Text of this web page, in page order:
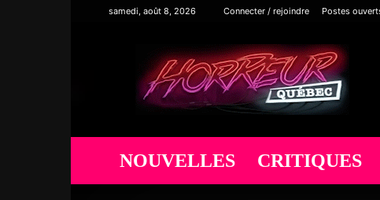
samedi, août 8, 2026 Connecter / rejoindre Postes
Horreur
Québec
NOUVELLES CRITIQUES